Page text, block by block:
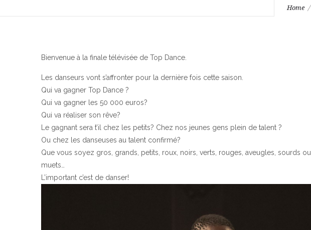
Home
Bienvenue à la finale télévisée de Top Dance.
Les danseurs vont s’affronter pour la dernière fois cette saison.
Qui va gagner Top Dance ?
Qui va gagner les 50 000 euros?
Qui va réaliser son rêve?
Le gagnant sera t’il chez les petits? Chez nos jeunes gens plein de talent ?
Ou chez les danseuses au talent confirmé?
Que vous soyez gros, grands, petits, roux, noirs, verts, rouges, aveugles, sourds ou
muets…
L’important c’est de danser!